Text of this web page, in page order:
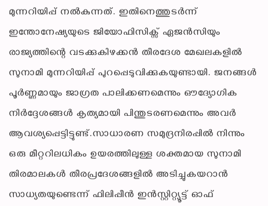
മുന്നറിയിപ്പ് നൽകുന്നത്. ഇതിനെത്തുടർന്ന്
ഇന്തോനേഷ്യയുടെ ജിയോഫിസിക്സ് ഏജൻസിയും
രാജ്യത്തിന്റെ വടക്കുകിഴക്കൻ തീരദേശ മേഖലകളിൽ
സുനാമി മുന്നറിയിപ്പ് പുറപ്പെടുവിക്കുകയുണ്ടായി. ജനങ്ങൾ
പൂർണ്ണമായും ജാഗ്രത പാലിക്കണമെന്നും ഔദ്യോഗിക
നിർദ്ദേശങ്ങൾ കൃത്യമായി പിന്തുടരണമെന്നും അവർ
ആവശ്യപ്പെട്ടിട്ടുണ്ട്.സാധാരണ സമുദ്രനിരപ്പിൽ നിന്നും
ഒരു മീറ്ററിലധികം ഉയരത്തിലുള്ള ശക്തമായ സുനാമി
തിരമാലകൾ തീരപ്രദേശങ്ങളിൽ അടിച്ചുകയറാൻ
സാധ്യതയുണ്ടെന്ന് ഫിലിപ്പീൻ ഇൻസ്റ്റിറ്റ്യൂട്ട് ഓഫ്